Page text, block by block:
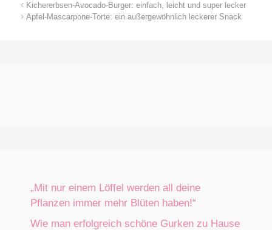
Kichererbsen-Avocado-Burger: einfach, leicht und super lecker
Apfel-Mascarpone-Torte: ein außergewöhnlich leckerer Snack
„Mit nur einem Löffel werden all deine
Pflanzen immer mehr Blüten haben!“
Wie man erfolgreich schöne Gurken zu Hause